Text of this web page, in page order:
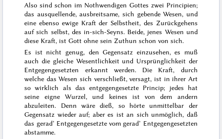
Also sind schon im Nothwendigen Gottes zwei Principien;
das ausquellende, ausbreitsame, sich gebende Wesen, und
eine ebenso ewige Kraft der Selbstheit, des Zurückgehens
auf sich selbst, des in-sich-Seyns. Beide, jenes Wesen und
diese Kraft, ist Gott ohne sein Zuthun schon von sich.
Es ist nicht genug, den Gegensatz einzusehen, es muß
auch die gleiche Wesentlichkeit und Ursprünglichkeit der
Entgegengesetzten erkannt werden. Die Kraft, durch
welche das Wesen sich verschließt, versagt, ist in ihrer Art
so wirklich als das entgegengesetzte Princip; jedes hat
seine eigne Wurzel, und keines ist von dem andern
abzuleiten. Denn wäre dieß, so hörte unmittelbar der
Gegensatz wieder auf; aber es ist an sich unmöglich, daß
das gerad’ Entgegengesetzte vom gerad’ Entgegengesetzten
abstamme.